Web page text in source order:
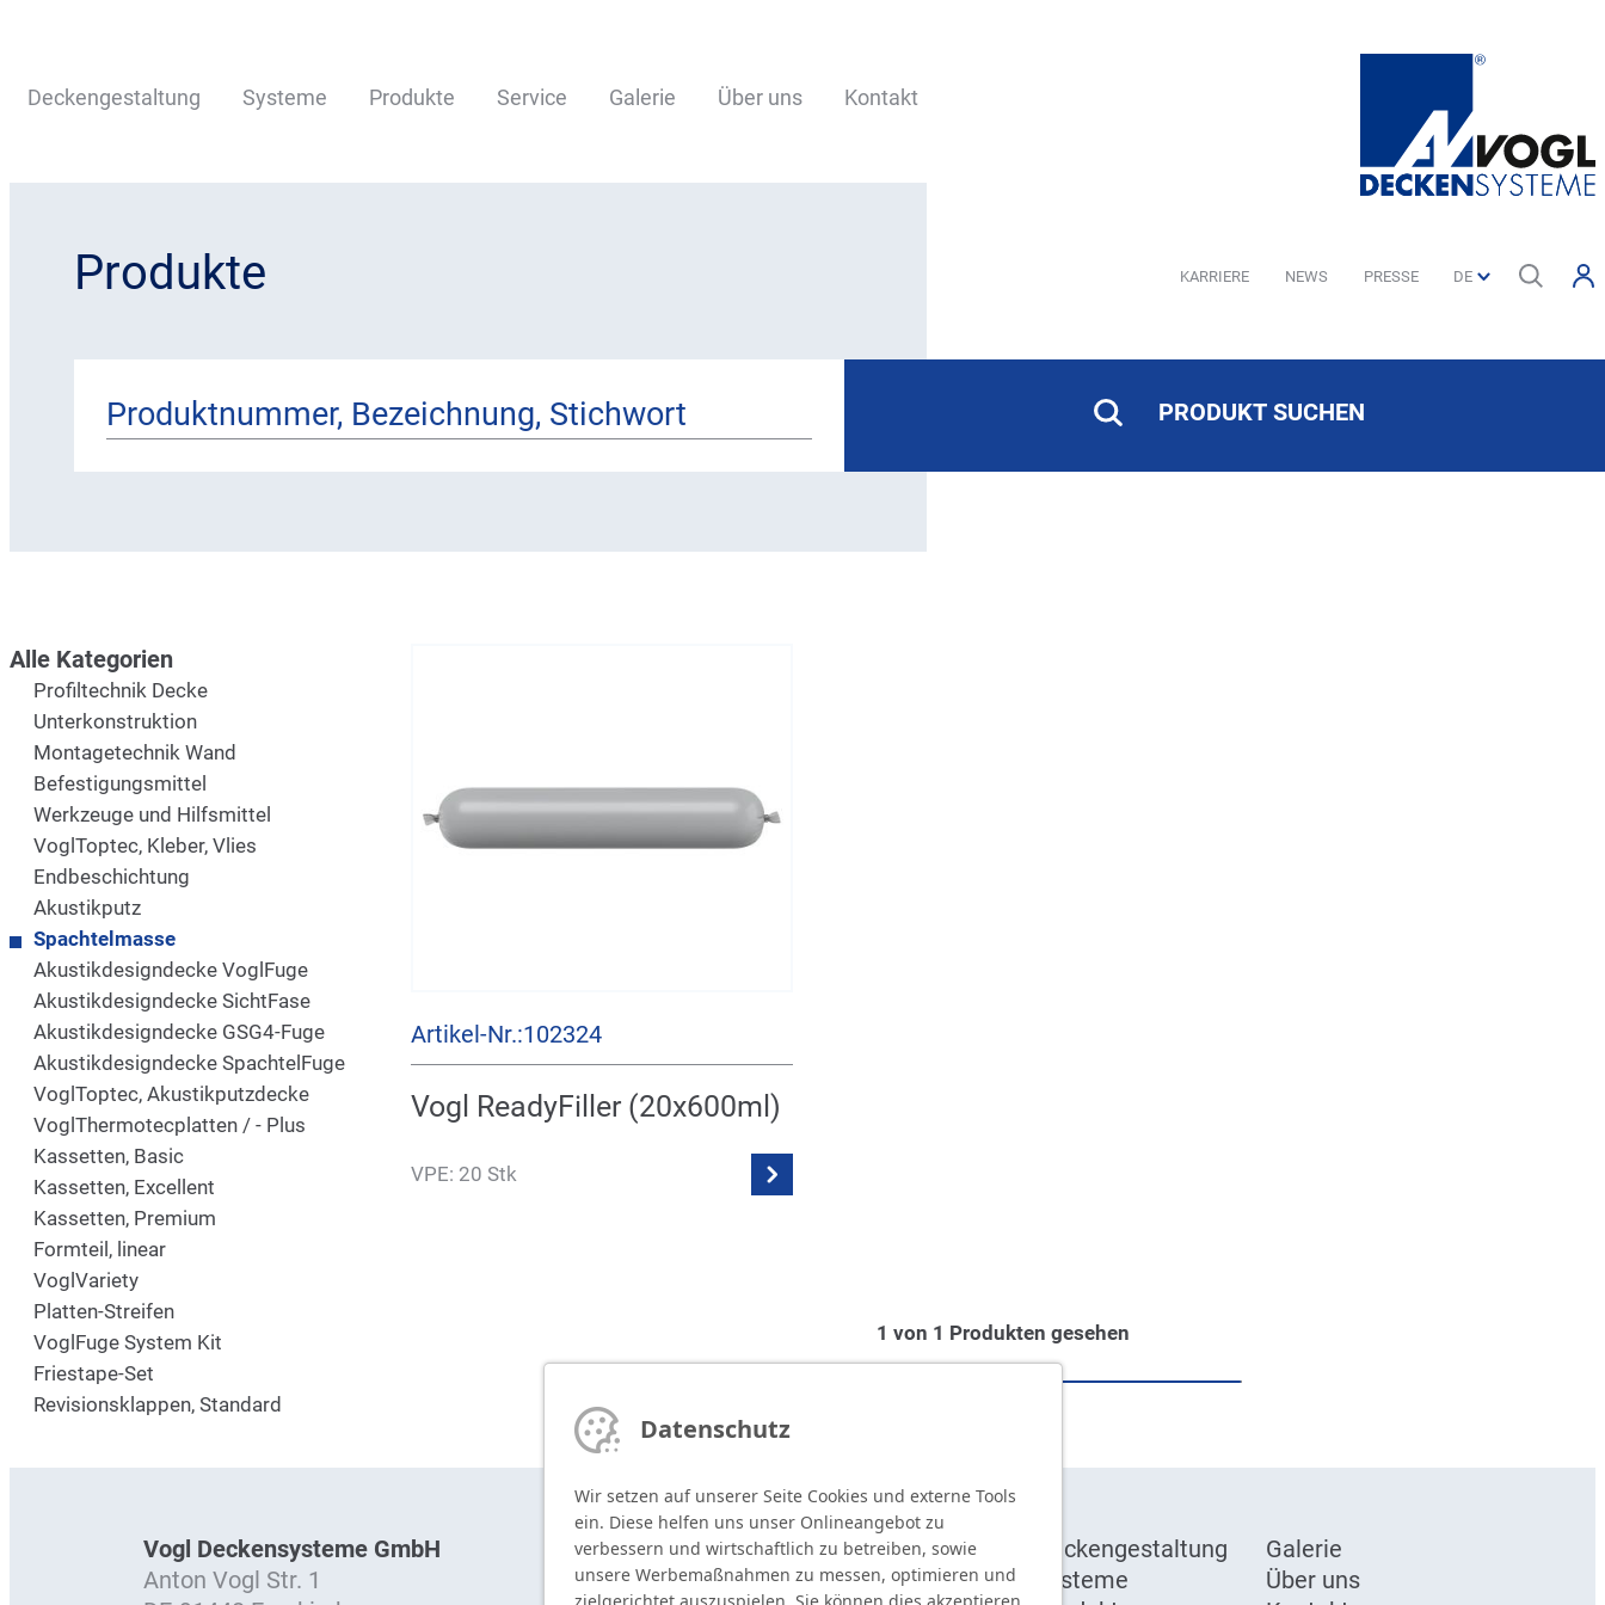
Deckengestaltung Systeme Produkte Service Galerie Über uns Kontakt
KARRIERE NEWS PRESSE
Produkte
PRODUKT SUCHEN
Alle Kategorien
Profiltechnik Decke
Unterkonstruktion
Montagetechnik Wand
Befestigungsmittel
Werkzeuge und Hilfsmittel
VoglToptec, Kleber, Vlies
Endbeschichtung
Akustikputz
Spachtelmasse
Akustikdesigndecke VoglFuge
Akustikdesigndecke SichtFase
Akustikdesigndecke GSG4-Fuge
Akustikdesigndecke SpachtelFuge
VoglToptec, Akustikputzdecke
VoglThermotecplatten / - Plus
Kassetten, Basic
Kassetten, Excellent
Kassetten, Premium
Formteil, linear
VoglVariety
Platten-Streifen
VoglFuge System Kit
Friestape-Set
Revisionsklappen, Standard
Artikel-Nr.:102324
Vogl ReadyFiller (20x600ml)
VPE: 20 Stk
1 von 1 Produkten gesehen
Vogl Deckensysteme GmbH
Anton Vogl Str. 1
T +49 9104 825-0
F+49 9104 825-250
Deckengestaltung
Systeme
Galerie
Über uns
Datenschutz
Wir setzen auf unserer Seite Cookies und externe Tools
ein. Diese helfen uns unser Onlineangebot zu
verbessern und wirtschaftlich zu betreiben, sowie
unsere Werbemaßnahmen zu messen, optimieren und